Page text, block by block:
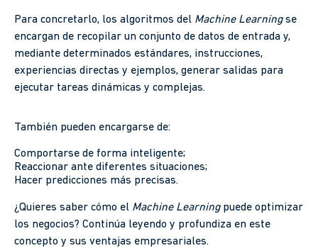
Para concretarlo, los algoritmos del Machine Learningse
encargan de recopilar un conjunto de datos de entrada y,
mediante determinados estándares, instrucciones,
experiencias directas y ejemplos, generar salidas para
ejecutar tareas dinámicas y complejas.
También pueden encargarse de:
Comportarse de forma inteligente;
Reaccionar ante diferentes situaciones;
Hacer predicciones más precisas.
¿Quieres saber cómo el Machine Learningpuede optimizar
los negocios? Continúa leyendo y profundiza en este
concepto y sus ventajas empresariales.